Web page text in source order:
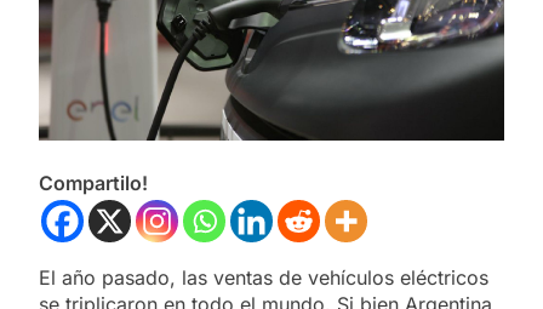
Compartilo!
El año pasado, las ventas de vehículos eléctricos
se triplicaron en todo el mundo. Si bien Argentina